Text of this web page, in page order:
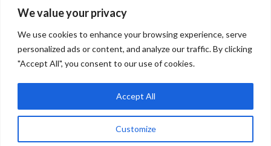
We value your privacy
We use cookies to enhance your browsing experience, serve
personalized ads or content, and analyze our traffic. By clicking
"Accept All", you consent to our use of cookies.
Customize
Accept All
Movicar Carrelli elevatori – Formazione aziendale. © 1995-
2024.
Powered by IWG